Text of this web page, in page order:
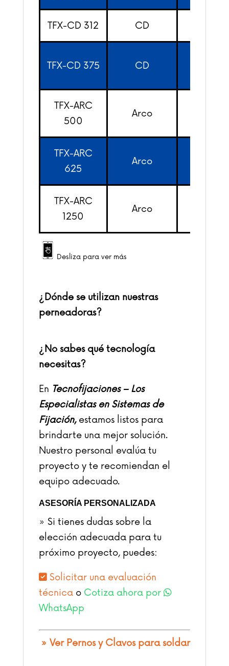
TFX-CD 312 CD
TFX-CD 375 CD
TFX-ARC
500
Arco
TFX-ARC
625
Arco
TFX-ARC
1250
Arco
Desliza para ver más
¿Dónde se utilizan nuestras
perneadoras?
¿No sabes qué tecnología
necesitas?
En Tecnofijaciones – Los
Especialistas en Sistemas de
Fijación,estamos listos para
brindarte una mejor solución.
Nuestro personal evalúa tu
proyecto y te recomiendan el
equipo adecuado.
ASESORÍA PERSONALIZADA
» Si tienes dudas sobre la
elección adecuada para tu
próximo proyecto, puedes:
Solicitar una evaluación
técnicao Cotiza ahora por
WhatsApp
» Ver Pernos y Clavos para soldar